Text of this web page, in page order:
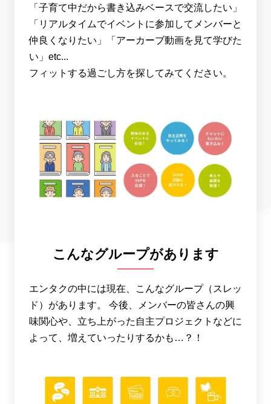
「子育て中だから書き込みベースで交流したい」
「リアルタイムでイベントに参加してメンバーと
仲良くなりたい」「アーカーブ動画を見て学びた
い」etc...
フィットする過ごし方を探してみてください。
こんなグループがあります
エンタクの中には現在、こんなグループ（スレッ
ド）があります。 今後、メンバーの皆さんの興
味関心や、立ち上がった自主プロジェクトなどに
よって、増えていったりするかも…？！